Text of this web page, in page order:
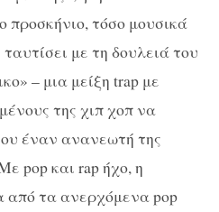
προσκήνιο, τόσο μουσικά
με τη δουλειά του
– μια μείξη trap με
της χιπ χοπ να
έναν ανανεωτή της
popκαι rapήχο, η
από τα ανερχόμενα pop